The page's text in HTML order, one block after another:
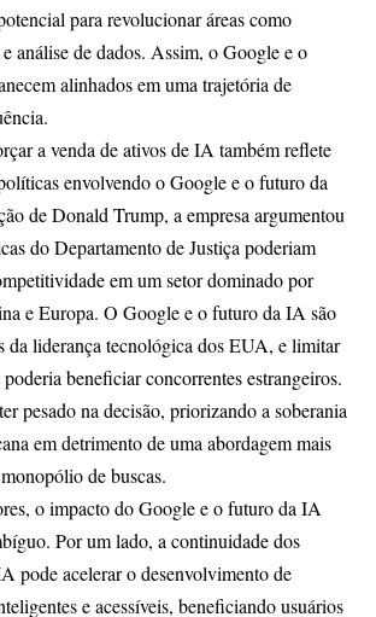
para revolucionar áreas como
análise de dados. Assim, o Google e o
alinhados em uma trajetória de
a venda de ativos de IA também reflete
envolvendo o Google e o futuro da
de Donald Trump, a empresa argumentou
do Departamento de Justiça poderiam
em um setor dominado por
e Europa. O Google e o futuro da IA são
da liderança tecnológica dos EUA, e limitar
beneficiar concorrentes estrangeiros.
pesado na decisão, priorizando a soberania
em detrimento de uma abordagem mais
de buscas.
o impacto do Google e o futuro da IA
Por um lado, a continuidade dos
pode acelerar o desenvolvimento de
e acessíveis, beneficiando usuários